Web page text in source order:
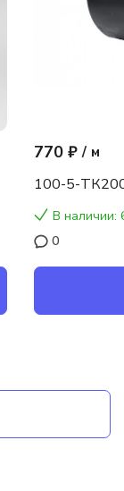
770 ₽ / м
100-5-
В наличии:
0